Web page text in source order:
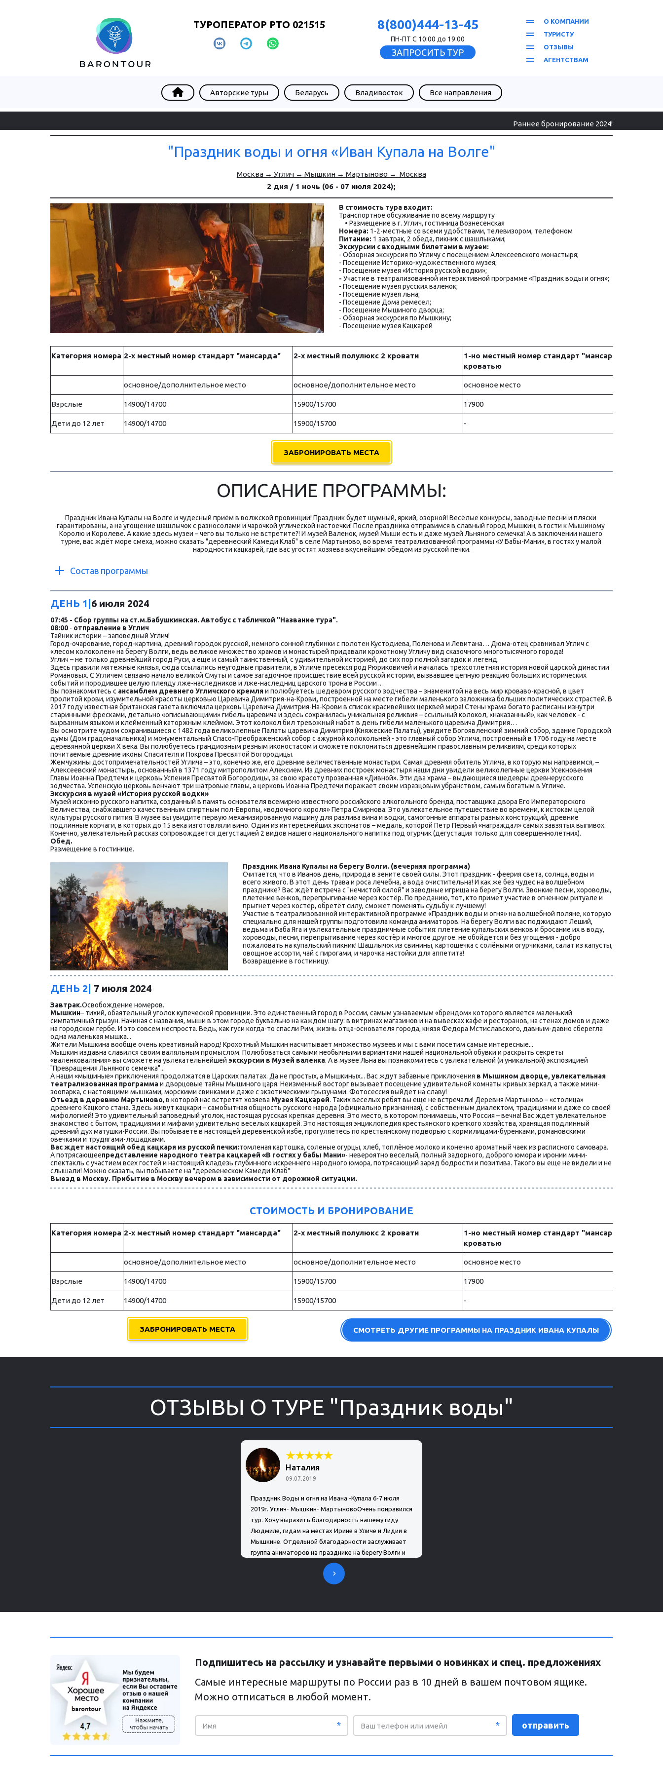
ТУРОПЕРАТОР РТО 021515 8(800)444-13-45
ПН-ПТ С 10:00 до 19:00
ЗАПРОСИТЬ ТУР
О КОМПАНИИ
ТУРИСТУ
ОТЗЫВЫ
АГЕНТСТВАМ
Авторские туры Беларусь Владивосток Все направления
Раннее бронирование 2024!
"Праздник воды и огня «Иван Купала на Волге"
Москва → Углич → Мышкин → Мартыново →  Москва
2 дня / 1 ночь (06 - 07 июля 2024);
В стоимость ту­ра вхо­дит:
Транспортное обсуживание по всему маршруту
• Размещение в г. Углич, гостиница Вознесенская
Номера: 1-2-местные со все­ми удоб­ства­ми, те­ле­ви­зо­ром, те­ле­фо­ном
Питание: 1 завтрак, 2 обеда, пикник с шашлыками;
Экскурсии с вход­ны­ми би­ле­та­ми в му­зеи:
- Обзорная экскурсия по Угличу с посещением Алексеевского монастыря;
- Посещение Историко-художественного музея;
- Посещение музея «История русской водки»;
- Участие в театрализованной интерактивной программе «Праздник воды и огня»;
- Посещение музея русских валенок;
- Посещение музея льна;
- Посещение Дома ремесел;
- Посещение Мышиного дворца;
- Обзорная экскурсия по Мышкину;
- Посещение музея Кацкарей
Категория номера 2-х местный номер стандарт "мансарда" 2-х местный полулюкс 2 кровати
1-но местный номер стандарт "мансарда" с 1,5
кроватью
основное/дополнительное место основное/дополнительное место основное место
Взрслые 14900/14700 15900/15700 17900
Дети до 12 лет 14900/14700 15900/15700 -
ЗАБРОНИРОВАТЬ МЕСТА
ОПИСАНИЕ ПРОГРАММЫ:
Праздник Ивана Купалы на Волге и чудесный приём в волжской провинции! Праздник будет шумный, яркий, озорной! Весёлые конкурсы, заводные песни и пляски
гарантированы, а на угощение шашлычок с разносолами и чарочкой углической настоечки! После праздника отправимся в славный город Мышкин, в гости к Мышиному
Королю и Королеве. А какие здесь музеи – чего вы только не встретите?! И музей Валенок, музей Мыши есть и даже музей Льняного семечка! А в заключении нашего
турне, вас ждёт море смеха, можно сказать "деревнеский Камеди Клаб" в селе Мартыново, во время театрализованной программы «У Бабы-Мани», в гостях у малой
народности кацкарей, где вас угостят хозяева вкуснейшим обедом из русской печки.
Состав программы
ДЕНЬ 1| 6 июля 2024
07:45 - Сбор группы на ст.м.Бабушкинская. Автобус с табличкой "Название тура".
08:00 - отправление в Углич
Тайник истории – заповедный Углич!
Город-очарование, город-картина, древний городок русской, немного сонной глубинки с полотен Кустодиева, Поленова и Левитана… Дюма-отец сравнивал Углич с
«лесом колоколен» на берегу Волги, ведь великое множество храмов и монастырей придавали крохотному Угличу вид сказочного многотысячного города!
Углич – не только древнейший город Руси, а еще и самый таинственный, с удивительной историей, до сих пор полной загадок и легенд.
Здесь правили мятежные князья, сюда ссылались неугодные правители, в Угличе пресекся род Рюриковичей и началась трехсотлетняя история новой царской династии
Романовых. С Угличем связано начало великой Смуты и самое загадочное происшествие всей русской истории, вызвавшее цепную реакцию больших исторических
событий и породившее целую плеяду лже-наследников и лже-наследниц царского трона в России…
Вы познакомитесь с ансамблем древнего Угличского кремля и полюбуетесь шедевром русского зодчества – знаменитой на весь мир кроваво-красной, в цвет
пролитой крови, изумительной красоты церковью Царевича Димитрия-на-Крови, построенной на месте гибели маленького заложника больших политических страстей. В
2017 году известная британская газета включила церковь Царевича Димитрия-На-Крови в список красивейших церквей мира! Стены храма богато расписаны изнутри
старинными фресками, детально «описывающими» гибель царевича и здесь сохранилась уникальная реликвия – ссыльный колокол, «наказанный», как человек - с
вырванным языком и клейменный каторжным клеймом. Этот колокол бил тревожный набат в день гибели маленького царевича Димитрия…
Вы осмотрите чудом сохранившиеся с 1482 года великолепные Палаты царевича Димитрия (Княжеские Палаты), увидите Богоявленский зимний собор, здание Городской
думы (Дом градоначальника) и монументальный Спасо-Преображенский собор с ажурной колокольней - это главный собор Углича, построенный в 1706 году на месте
деревянной церкви X века. Вы полюбуетесь грандиозным резным иконостасом и сможете поклониться древнейшим православным реликвиям, среди которых
почитаемые древние иконы Спасителя и Покрова Пресвятой Богородицы.
Жемчужины достопримечательностей Углича – это, конечно же, его древние величественные монастыри. Самая древняя обитель Углича, в которую мы направимся, –
Алексеевский монастырь, основанный в 1371 году митрополитом Алексием. Из древних построек монастыря наши дни увидели великолепные церкви Усекновения
Главы Иоанна Предтечи и церковь Успения Пресвятой Богородицы, за свою красоту прозванная «Дивной». Эти два храма – выдающиеся шедевры древнерусского
зодчества. Успенскую церковь венчают три шатровые главы, а церковь Иоанна Предтечи поражает своим изразцовым убранством, самым богатым в Угличе.
Экскурсия в музей «История русской водки»
Музей исконно русского напитка, созданный в память основателя всемирно известного российского алкогольного бренда, поставщика двора Его Императорского
Величества, снабжавшего качественным спиртным пол-Европы, «водочного короля» Петра Смирнова. Это увлекательное путешествие во времени, к истокам целой
культуры русского пития. В музее вы увидите первую механизированную машину для разлива вина и водки, самогонные аппараты разных конструкций, древние
подлинные корчаги, в которых до 15 века изготовляли вино. Один из интереснейших экспонатов – медаль, которой Петр Первый «награждал» самых завзятых выпивох.
Конечно, увлекательный рассказ сопровождается дегустацией 2 видов нашего национального напитка под огурчик (дегустация только для совершеннолетних).
Обед.
Размещение в гостинице.
Праздник Ивана Купалы на берегу Волги. (вечерняя программа)
Считается,­ что в Иванов день, природа в зените своей силы. Этот праздник - феерия света, солнца, воды и
всего живого. В этот день трава и роса лечебна, а вода очиститель­на! И как же без чудес на волшебном
празднике? Вас ждёт встреча с "нечистой силой" и заводные игрища на берегу Волги. Звонкие песни, хороводы,
плетение венков, перепрыгивание через костёр. По преданию, тот, кто примет участие в огненном ритуале и
прыгнет через костер, обретёт силу, сможет поменять судьбу к лучшему!
Участие в театрализованной интерактивной программе «Праздник воды и огня» на волшебной поляне, которую
специально для нашей группы подготовила команда аниматоров. На берегу Волги вас поджидают Леший,
ведьма и Баба Яга и увлекательные праздничные события: плетение купальских венков и бросание их в воду,
хороводы, песни, перепрыгивание через костёр и многое другое. не обойдется и без угощения - добро
пожаловать на купальский пикник! Шашлычок из свинины, картошечка с солёными огурчиками, салат из капусты,
овощное ассорти, чай с пирогами, и чарочка настойки для аппетита!
Возвращение в гостиницу.
ДЕНЬ 2| 7 июля 2024
Завтрак.Освобождение номеров.
Мышкин– тихий, обаятельный уголок купеческой провинции. Это единственный город в России, самым узнаваемым «брендом» которого является маленький
симпатичный грызун. Начиная с названия, мыши в этом городе буквально на каждом шагу: в витринах магазинов и на вывесках кафе и ресторанов, на стенах домов и даже
на городском гербе. И это совсем неспроста. Ведь, как гуси когда-то спасли Рим, жизнь отца-основателя города, князя Федора Мстиславского, давным-давно сберегла
одна маленькая мышка...
Жители Мышкина вообще очень креативный народ! Крохотный Мышкин насчитывает множество музеев и мы с вами посетим самые интересные...
Мышкин издавна славился своим валяльным промыслом. Полюбоваться самыми необычными вариантами нашей национальной обувки и раскрыть секреты
«валенковаляния» вы сможете на увлекательнейшей экскурсии в Музей валенка. А в музее Льна вы познакомитесь с увлекательной (и уникальной) экспозицией
"Превращения Льняного семечка"...
А наши «мышиные» приключения продолжатся в Царских палатах. Да не простых, а Мышкиных... Вас ждут забавные приключения в Мышином дворце, увлекательная
театрализованная программа и дворцовые тайны Мышиного царя. Неизменный восторг вызывает посещение удивительной комнаты кривых зеркал, а также мини-
зоопарка, с настоящими мышками, морскими свинками и даже с экзотическими грызунами. Фотосессия выйдет на славу!
Отьезд в деревню Мартыново, в которой нас встретят хозяева Музея Кацкарей. Таких веселых ребят вы еще не встречали! Деревня Мартыново – «столица»
древнего Кацкого стана. Здесь живут кацкари – самобытная общность русского народа (официально признанная), с собственным диалектом, традициями и даже со своей
мифологией! Это удивительный заповедный уголок, настоящая русская крепкая деревня. Это место, в котором понимаешь, что Россия – вечна! Вас ждет увлекательное
знакомство с бытом, традициями и мифами удивительно веселых кацкарей. Это настоящая энциклопедия крестьянского крепкого хозяйства, хранящая подлинный
древний дух матушки-России. Вы побываете в настоящей деревенской избе, прогуляетесь по крестьянскому подворью с кормилицами-буренками, романовскими
овечками и трудягами-лошадками.
Вас ждет настоящий обед кацкаря из русской печки:томленая картошка, соленые огурцы, хлеб, топлёное молоко и конечно ароматный чаек из расписного самовара.
А потрясающеепредставление народного театра кацкарей «В гостях у бабы Мани»- невероятно веселый, полный задорного, доброго юмора и иронии мини-
спектакль с участием всех гостей и настоящий кладезь глубинного искреннего народного юмора, потрясающий заряд бодрости и позитива. Такого вы еще не видели и не
слышали! Можно сказать, вы побываете на "деревенеском Камеди Клаб"
Выезд в Москву. Прибытие в Москву вечером в зависимости от дорожной ситуации.
СТОИМОСТЬ И БРОНИРОВАНИЕ
Категория номера 2-х местный номер стандарт "мансарда" 2-х местный полулюкс 2 кровати
1-но местный номер стандарт "мансарда" с 1,5
кроватью
основное/дополнительное место основное/дополнительное место основное место
Взрслые 14900/14700 15900/15700 17900
Дети до 12 лет 14900/14700 15900/15700 -
ЗАБРОНИРОВАТЬ МЕСТА СМОТРЕТЬ ДРУГИЕ ПРОГРАММЫ НА ПРАЗДНИК ИВАНА КУПАЛЫ
ОТЗЫВЫ О ТУРЕ "Праздник воды"
Наталия
09.07.2019
Праздник Воды и огня на Ивана -Купала 6-7 июля
2019г. Углич- Мышкин- МартыновоОчень понравился
тур. Хочу выразить благодарность нашему гиду
Людмиле, гидам на местах Ирине в Уличе и Лидии в
Мышкине. Отдельной благодарности заслуживает
группа аниматоров на празднике на берегу Волги и
представление в деревне кацкарей. Всем
рекомендую эту поездку.
Подпишитесь на рассылку и узнавайте первыми о новинках и спец. предложениях
Самые интересные маршруты по России раз в 10 дней в вашем почтовом ящике.
Можно отписаться в любой момент.
* * отправить